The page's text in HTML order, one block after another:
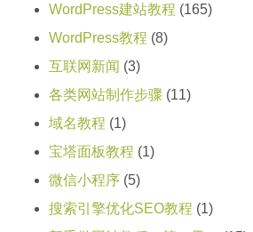
WordPress建站教程 (165)
WordPress教程 (8)
互联网新闻 (3)
各类网站制作步骤 (11)
域名教程 (1)
宝塔面板教程 (1)
微信小程序 (5)
搜索引擎优化SEO教程 (1)